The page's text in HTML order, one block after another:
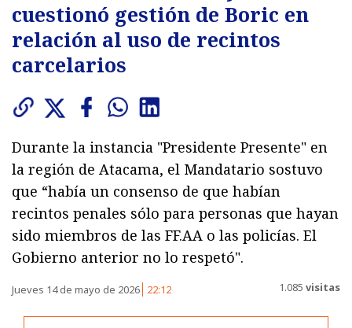
cuestionó gestión de Boric en
relación al uso de recintos
carcelarios
Durante la instancia "Presidente Presente" en
la región de Atacama, el Mandatario sostuvo
que “había un consenso de que habían
recintos penales sólo para personas que hayan
sido miembros de las FF.AA o las policías. El
Gobierno anterior no lo respetó".
Jueves 14 de mayo de 2026 22:12 1.085 visitas